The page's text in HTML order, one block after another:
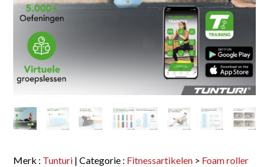
Merk : Tunturi | Categorie : Fitnessartikelen > Foam roller